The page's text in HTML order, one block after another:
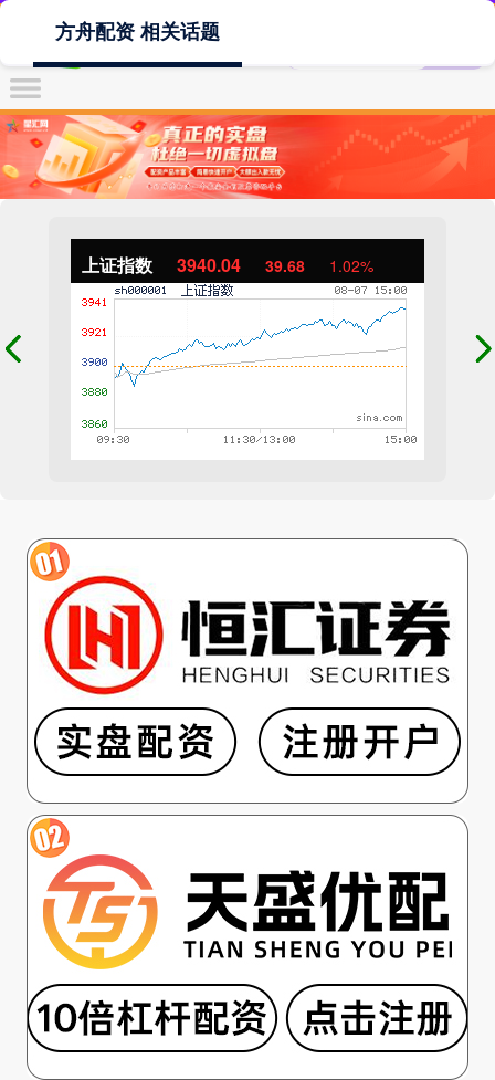
上证指数 3940.04 39.68 1.02%
方舟配资 相关话题